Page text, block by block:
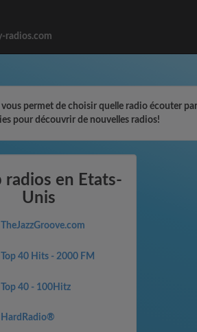
radios.com
vous permet de choisir quelle radio écouter
pour découvrir de nouvelles radios!
radios en Etats-
Unis
TheJazzGroove.com
Top 40 Hits - 2000 FM
Top 40 - 100Hitz
HardRadio®